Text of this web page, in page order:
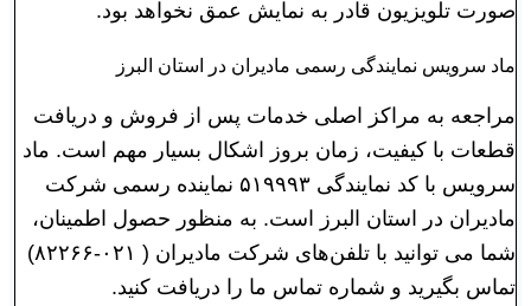
صورت تلویزیون قادر به نمایش عمق نخواهد بود.
ماد سرویس نمایندگی رسمی مادیران در استان البرز
مراجعه به مراکز اصلی خدمات پس از فروش و دریافت
قطعات با کیفیت، زمان بروز اشکال بسیار مهم است. ماد
سرویس با کد نمایندگی ۵۱۹۹۹۳ نماینده رسمی شرکت
مادیران در استان البرز است. به منظور حصول اطمینان،
شما می توانید با تلفن‌های شرکت مادیران ( ۰۲۱-۸۲۲۶۶)
تماس بگیرید و شماره تماس ما را دریافت کنید.